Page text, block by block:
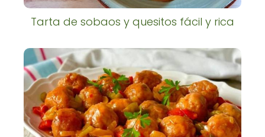
Tarta de sobaos y quesitos fácil y rica